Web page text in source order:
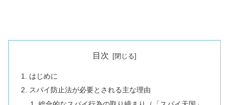
目次
はじめに
スパイ防止法が必要とされる主な理由